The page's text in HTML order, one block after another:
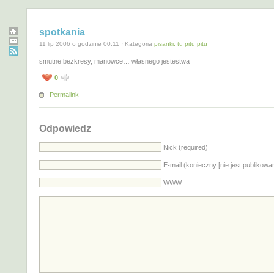
spotkania
11 lip 2006 o godzinie 00:11 · Kategoria pisanki, tu pitu pitu
smutne bezkresy, manowce… własnego jestestwa
0
Permalink
Odpowiedz
Nick (required)
E-mail (konieczny [nie jest
WWW